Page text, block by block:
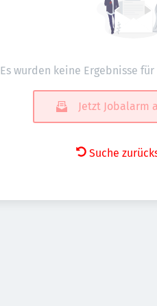
Es wurden keine Ergebnisse
Jetzt Jobalarm
Suche